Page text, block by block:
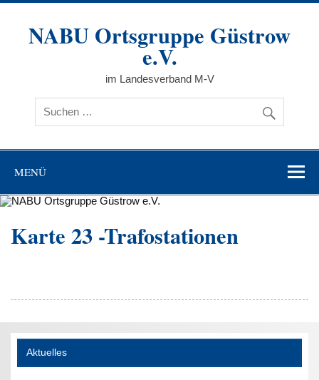
Zum
springenNABU Ortsgruppe Güstrow
e.V.
im Landesverband M-V
MENÜ
Karte 23 -Trafostationen
Aktuelles